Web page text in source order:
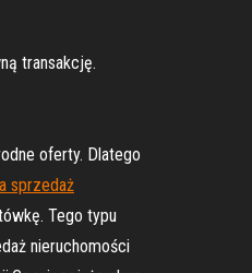
transakcję.
oferty. Dlatego
sprzedaż
Tego typu
nieruchomości